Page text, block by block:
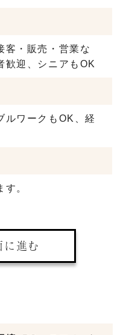
・販売・営業な
歓迎、シニアもOK
ルワークもOK、経
。
に進む